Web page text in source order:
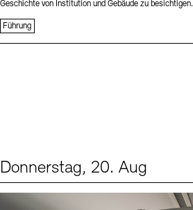
Geschichte von Institution und Gebäude zu besichtigen.
Führung
Donnerstag, 20. Aug